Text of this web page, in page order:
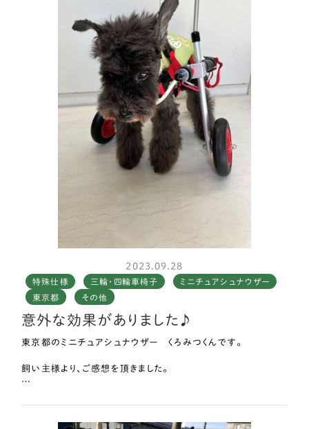
夜中もずっと見ていなければならなく、在宅ですが日中仕事もあ
るのでどうしようかと悩んでいたところ、こちらのサイトに辿り着き
遠方でも頼めるのか、どうやってやり取りするのか、嫌がらず乗
ってくれるのか、色々と不安はありましたが、とても丁寧に対応し
てくださり、今では思い切ってお願いして良かったと思っておりま
車椅子が届いてからは、あんなに元気のなかった自慢のドーナツ
シッポもくるんと上がって、毎日楽しそうに歩いています。
疲れるとそのまま気持ち良さそうにスヤスヤ眠っていて、その寝
笑顔が増えたのも、はな工房さまのおかげだと思っております。
2023.09.28
特殊仕様 三輪・四輪車椅子
ミニチュアシュナウザー
東京都
その他
意外な効果がありました♪
東京都のミニチュアシュナウザー くろみつくんです。
飼い主様より、ご感想を頂きました。
き始めてしまえばトコトコと歩いています。